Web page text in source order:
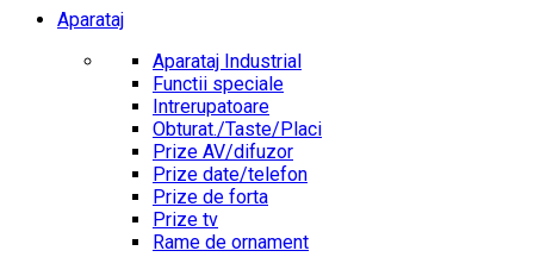
Aparataj
Aparataj Industrial
Functii speciale
Intrerupatoare
Obturat./Taste/Placi
Prize AV/difuzor
Prize date/telefon
Prize de forta
Prize tv
Rame de ornament